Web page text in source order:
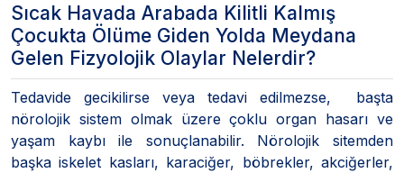
Sıcak Havada Arabada Kilitli Kalmış
Çocukta Ölüme Giden Yolda Meydana
Gelen Fizyolojik Olaylar Nelerdir?
Tedavide gecikilirse veya tedavi edilmezse, başta
nörolojik sistem olmak üzere çoklu organ hasarı ve
yaşam kaybı ile sonuçlanabilir. Nörolojik sitemden
başka iskelet kasları, karaciğer, böbrekler, akciğerler,